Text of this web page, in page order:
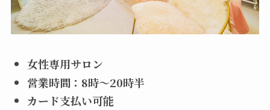
女性専用サロン
営業時間：8時～20時半
カード支払い可能